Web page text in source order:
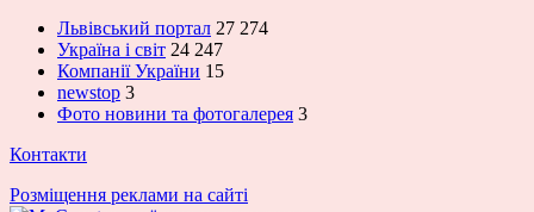
Львівський портал 27 274
Україна і світ 24 247
Компанії України 15
newstop 3
Фото новини та фотогалерея 3
Контакти
Розміщення реклами на сайті